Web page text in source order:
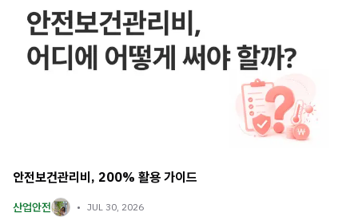
안전보건관리비, 200% 활용 가이드
산업안전 JUL 30, 2026